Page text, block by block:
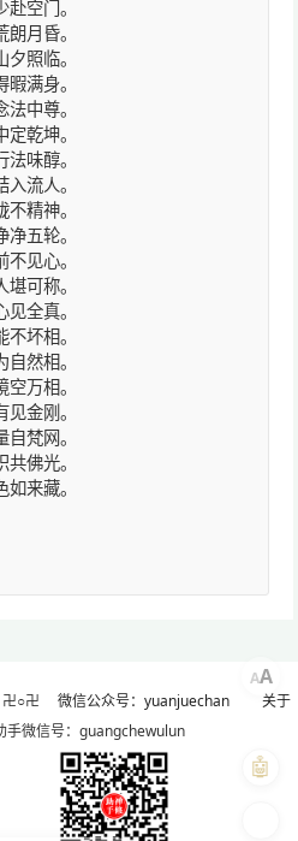
空门。
月昏。
照临。
满身。
中尊。
乾坤。
味醇。
流人。
精神。
五轮。
见心。
可称。
全真。
坏相。
然相。
万相。
金刚。
梵网。
佛光。
来藏。
○卍 微信公众号：yuanjuechan
关于
微信号：guangchewulun
AA
🤖